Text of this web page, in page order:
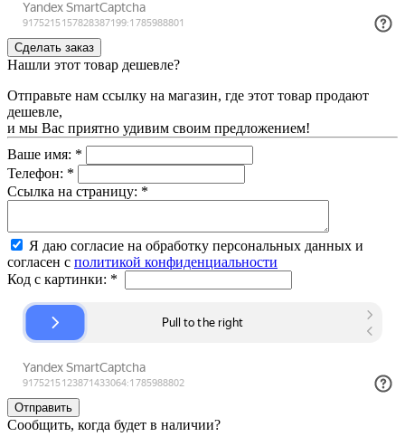
Нашли этот товар дешевле?
Отправьте нам ссылку на магазин, где этот товар продают
дешевле,
и мы Вас приятно удивим своим предложением!
Ваше имя: *
Телефон: *
Ссылка на страницу: *
Я даю согласие на обработку персональных данных и
согласен с политикой конфиденциальности
Код с картинки: *
Сообщить, когда будет в наличии?